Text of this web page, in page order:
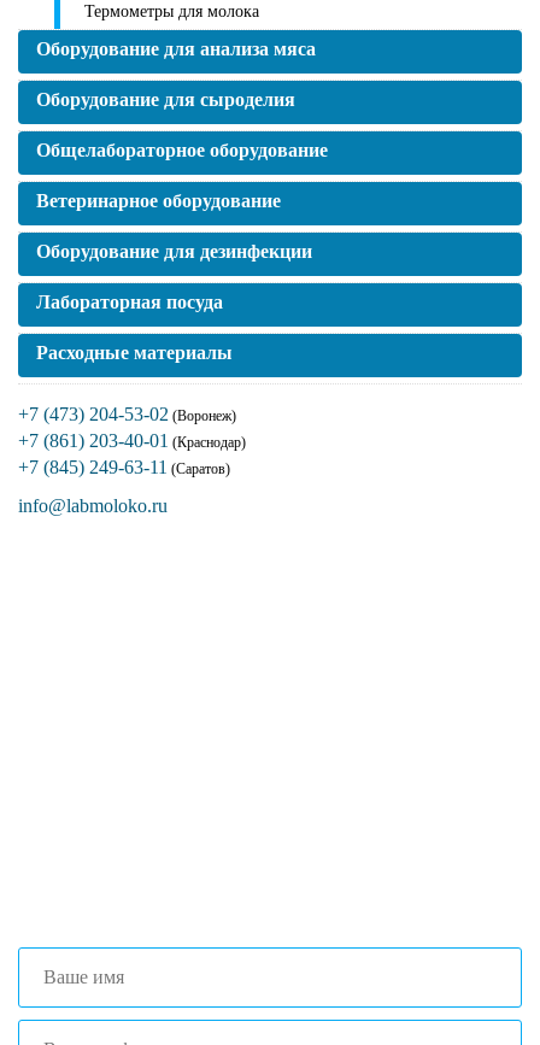
Термометры для молока
Оборудование для анализа мяса
Оборудование для сыроделия
Общелабораторное оборудование
Ветеринарное оборудование
Оборудование для дезинфекции
Лабораторная посуда
Расходные материалы
+7 (473) 204-53-02 (Воронеж)
+7 (861) 203-40-01 (Краснодар)
+7 (845) 249-63-11 (Саратов)
info@labmoloko.ru